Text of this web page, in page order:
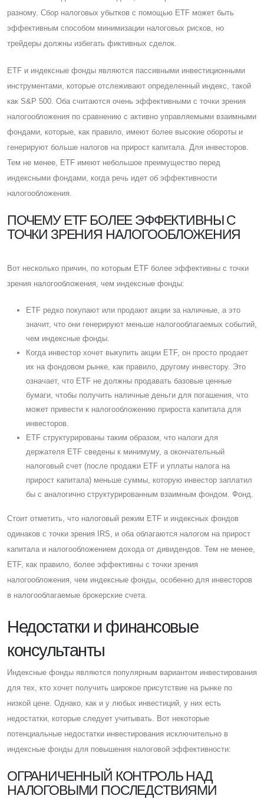
разному. Cбор налоговых убытков с помощью ETF может быть
эффективным способом минимизации налоговых рисков, но
трейдеры должны избегать фиктивных сделок.
ETF и индексные фонды являются пассивными инвестиционными
инструментами, которые отслеживают определенный индекс, такой
как S&P 500. Оба считаются очень эффективными с точки зрения
налогообложения по сравнению с активно управляемыми взаимными
фондами, которые, как правило, имеют более высокие обороты и
генерируют больше налогов на прирост капитала. Для инвесторов.
Тем не менее, ETF имеют небольшое преимущество перед
индексными фондами, когда речь идет об эффективности
налогообложения.
ПОЧЕМУ ETF БОЛЕЕ ЭФФЕКТИВНЫ С
ТОЧКИ ЗРЕНИЯ НАЛОГООБЛОЖЕНИЯ
Вот несколько причин, по которым ETF более эффективны с точки
зрения налогообложения, чем индексные фонды:
ETF редко покупают или продают акции за наличные, а это
значит, что они генерируют меньше налогооблагаемых событий,
чем индексные фонды.
Когда инвестор хочет выкупить акции ETF, он просто продает
их на фондовом рынке, как правило, другому инвестору. Это
означает, что ETF не должны продавать базовые ценные
бумаги, чтобы получить наличные деньги для погашения, что
может привести к налогообложению прироста капитала для
инвесторов.
ETF структурированы таким образом, что налоги для
держателя ETF сведены к минимуму, а окончательный
налоговый счет (после продажи ETF и уплаты налога на
прирост капитала) меньше суммы, которую инвестор заплатил
бы с аналогично структурированным взаимным фондом. Фонд.
Cтоит отметить, что налоговый режим ETF и индексных фондов
одинаков с точки зрения IRS, и оба облагаются налогом на прирост
капитала и налогообложением дохода от дивидендов. Тем не менее,
ETF, как правило, более эффективны с точки зрения
налогообложения, чем индексные фонды, особенно для инвесторов
в налогооблагаемые брокерские счета.
Недостатки и финансовые
консультанты
Индексные фонды являются популярным вариантом инвестирования
для тех, кто хочет получить широкое присутствие на рынке по
низкой цене. Однако, как и у любых инвестиций, у них есть
недостатки, которые следует учитывать. Вот некоторые
потенциальные недостатки инвестирования исключительно в
индексные фонды для повышения налоговой эффективности:
ОГРАНИЧЕННЫЙ КОНТРОЛЬ НАД
НАЛОГОВЫМИ ПОСЛЕДСТВИЯМИ